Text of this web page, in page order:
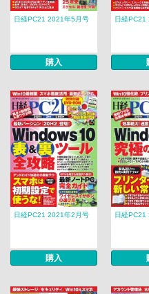
日経PC21 2021年5月号
購入
日経PC21
日経PC21 2021年2月号
購入
日経PC21